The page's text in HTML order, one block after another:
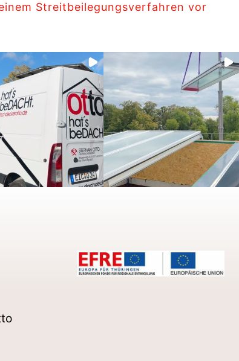
Streitbeilegungsverfahren vor